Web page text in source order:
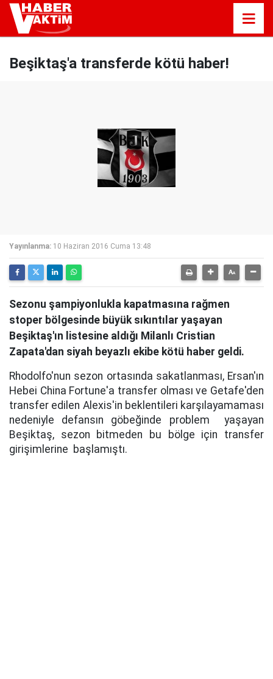
Beşiktaş'a transferde kötü haber!
Yayınlanma: 10 Haziran 2016 Cuma 13:48
Sezonu şampiyonlukla kapatmasına rağmen
stoper bölgesinde büyük sıkıntılar yaşayan
Beşiktaş'ın listesine aldığı Milanlı Cristian
Zapata'dan siyah beyazlı ekibe kötü haber geldi.
Rhodolfo'nun sezon ortasında sakatlanması, Ersan'ın
Hebei China Fortune'a transfer olması ve Getafe'den
transfer edilen Alexis'in beklentileri karşılayamaması
nedeniyle defansın göbeğinde problem yaşayan
Beşiktaş, sezon bitmeden bu bölge için transfer
girişimlerine başlamıştı.